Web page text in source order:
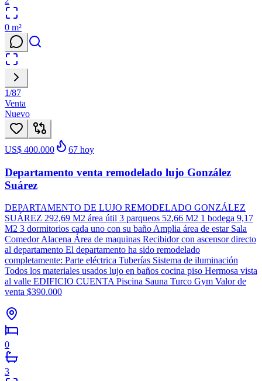
0 m²
1/87
Venta
Nuevo
US$ 400.000 67 hoy
Departamento venta remodelado lujo González
Suárez
DEPARTAMENTO DE LUJO REMODELADO GONZÁLEZ
SUÁREZ 292,69 M2 área útil 3 parqueos 52,66 M2 1 bodega 9,17
M2 3 dormitorios cada uno con su baño Amplia área de estar Sala
Comedor Alacena Área de maquinas Recibidor con ascensor directo
al departamento El departamento ha sido remodelado
completamente: Parte eléctrica Tuberías Sistema de iluminación
Todos los materiales usados lujo en baños cocina piso Hermosa vista
al valle EDIFICIO CUENTA Piscina Sauna Turco Gym Valor de
venta $390.000
0
3